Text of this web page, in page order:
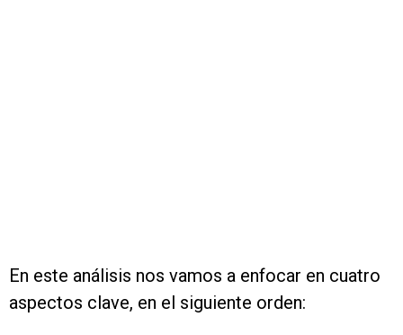
En este análisis nos vamos a enfocar en cuatro
aspectos clave, en el siguiente orden: